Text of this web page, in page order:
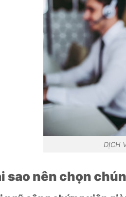
DỊCH
sao nên chọn